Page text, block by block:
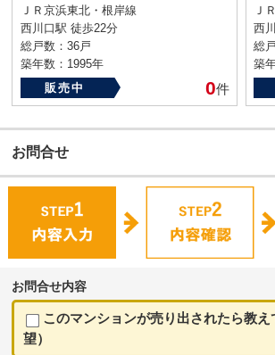
ＪＲ京浜東北・根岸線
西川口駅 徒歩22分
総戸数：36戸
築年数：1995年
販売中
0件
Ｊ
西
総
築
お問合せ
お問合せ内容
このマンションが売り出されたら教え
望）